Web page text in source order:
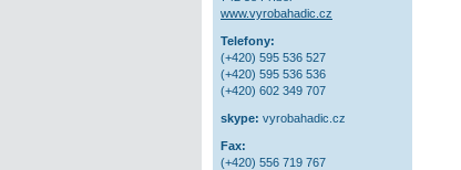
www.vyrobahadic.cz
Telefony:
(+420) 595 536 527
(+420) 595 536 536
(+420) 602 349 707
skype: vyrobahadic.cz
Fax:
(+420) 556 719 767